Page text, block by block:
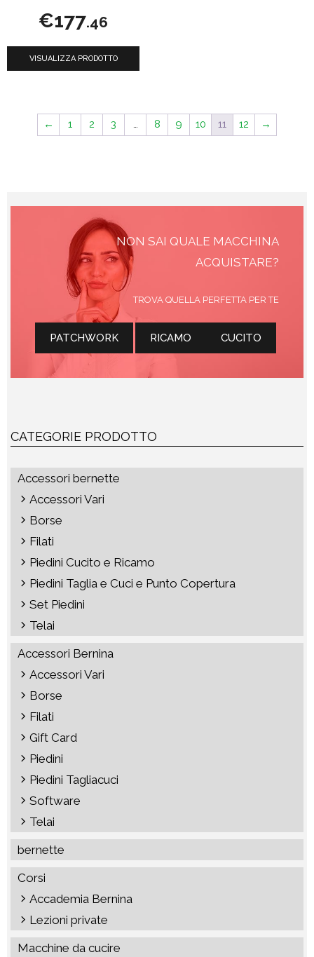
s
u
€177.46
VISUALIZZA PRODOTTO
← 1 2 3 … 8 9 10 11 12 →
NON SAI QUALE MACCHINA
ACQUISTARE?
TROVA QUELLA PERFETTA PER TE
PATCHWORK RICAMO CUCITO
CATEGORIE PRODOTTO
Accessori bernette
Accessori Vari
Borse
Filati
Piedini Cucito e Ricamo
Piedini Taglia e Cuci e Punto Copertura
Set Piedini
Telai
Accessori Bernina
Accessori Vari
Borse
Filati
Gift Card
Piedini
Piedini Tagliacuci
Software
Telai
bernette
Corsi
Accademia Bernina
Lezioni private
Macchine da cucire